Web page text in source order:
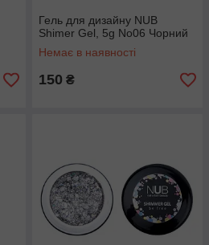
Гель для дизайну NUB
Shimer Gel, 5g No06 Чорний
Немає в наявності
150 ₴